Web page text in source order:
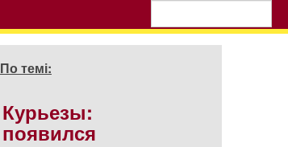
По темі:
Курьезы:
появился